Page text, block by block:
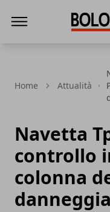
Home Attualità
Navetta
controllo
colonna